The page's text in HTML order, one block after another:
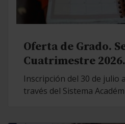
Oferta de Grado.
Cuatrimestre 2026.
Inscripción del 30 de julio
través del Sistema